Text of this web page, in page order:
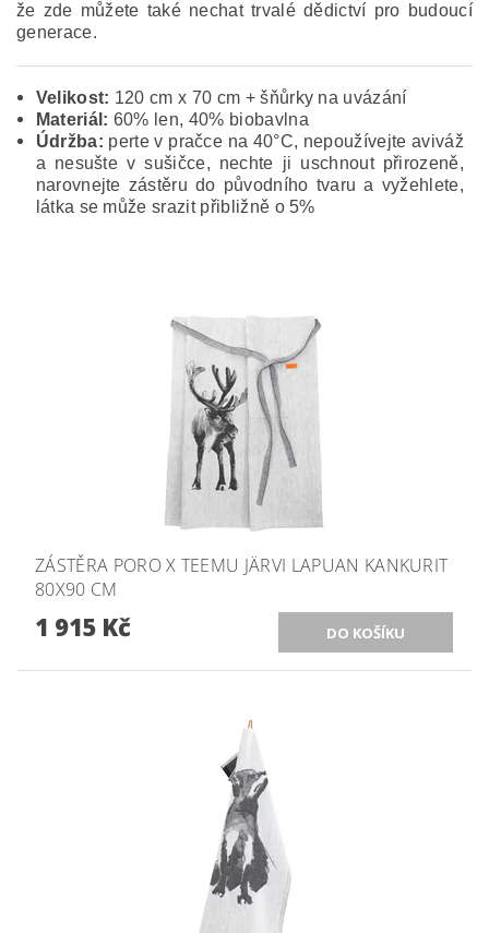
že zde můžete také nechat trvalé dědictví pro budoucí
generace.
Velikost: 120 cm x 70 cm + šňůrky na uvázání
Materiál: 60% len, 40% biobavlna
Údržba: perte v pračce na 40°C, nepoužívejte aviváž
a nesušte v sušičce, nechte ji uschnout přirozeně,
narovnejte zástěru do původního tvaru a vyžehlete,
látka se může srazit přibližně o 5%
ZÁSTĚRA PORO X TEEMU JÄRVI LAPUAN KANKURIT
80X90 CM
1 915 Kč